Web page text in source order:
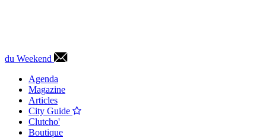
du Weekend
Agenda
Magazine
Articles
City Guide
Clutcho'
Boutique